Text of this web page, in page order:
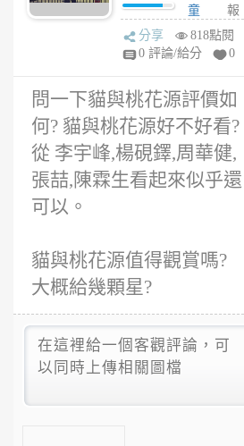
童
6
年
報
分享
818點閱
0 評論/給分
0
問一下貓與桃花源評價如
何? 貓與桃花源好不好看?
從 李宇峰,楊硯鐸,周華健,
張喆,陳霖生看起來似乎還
可以。
貓與桃花源值得觀賞嗎?
大概給幾顆星?